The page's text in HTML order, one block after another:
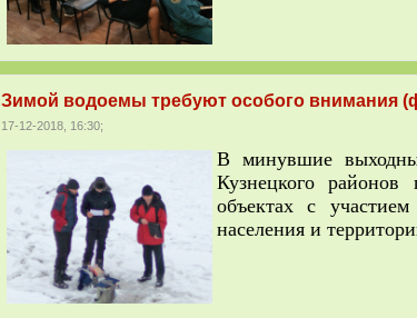
Зимой водоемы требуют особого внимания
17-12-2018, 16:30;
В минувшие
Кузнецкого
объектах с
населения и